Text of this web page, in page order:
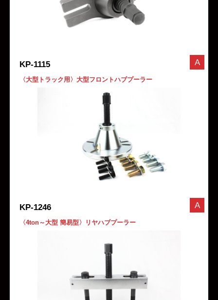
KP-1115
〈大型トラック用〉大型フロントハブプーラー
A
KP-1246
〈4ton～大型 簡易型〉リヤハブプーラー
A